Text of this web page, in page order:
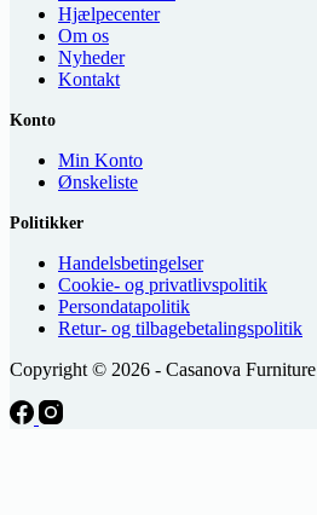
Hjælpecenter
Om os
Nyheder
Kontakt
Konto
Min Konto
Ønskeliste
Politikker
Handelsbetingelser
Cookie- og privatlivspolitik
Persondatapolitik
Retur- og tilbagebetalingspolitik
Copyright © 2026 - Casanova Furniture